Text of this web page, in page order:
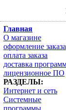
Главная
О магазине
оформление заказа
оплата заказа
доставка
лицензионное ПО
РАЗДЕЛЫ:
Интернет и сеть
Системные
программы